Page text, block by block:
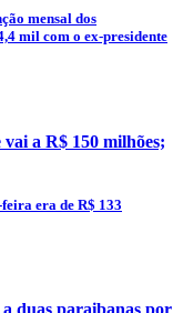
mensal dos
mil com o ex-presidente
a R$ 150 milhões;
era de R$ 133